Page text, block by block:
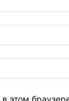
этом